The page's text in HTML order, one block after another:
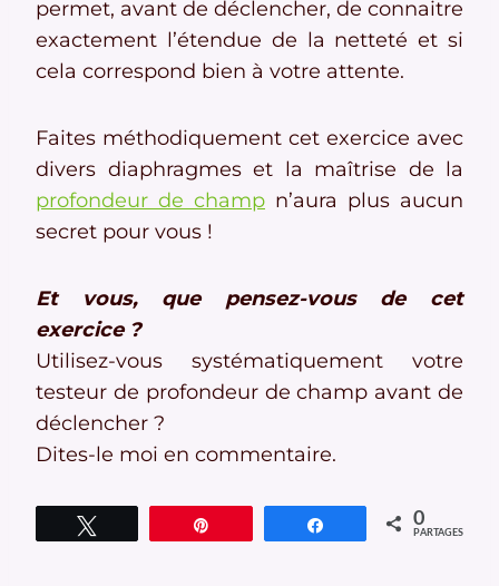
permet, avant de déclencher, de connaitre
exactement l’étendue de la netteté et si
cela correspond bien à votre attente.
Faites méthodiquement cet exercice avec
divers diaphragmes et la maîtrise de la
profondeur de champ n’aura plus aucun
secret pour vous !
Et vous, que pensez-vous de cet
exercice ?
Utilisez-vous systématiquement votre
testeur de profondeur de champ avant de
déclencher ?
Dites-le moi en commentaire.
Partagez 0
PARTAGES